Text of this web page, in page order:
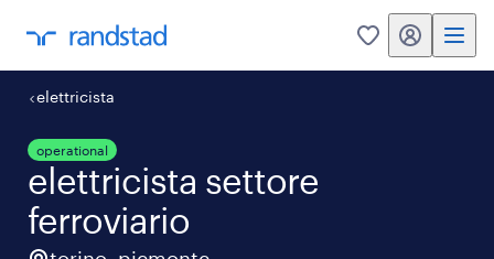
0 my randstad
elettricista
operational
elettricista settore
ferroviario